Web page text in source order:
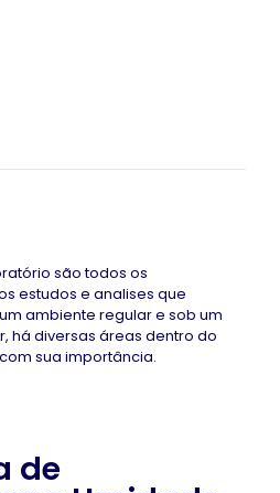
são todos os
estudos e analises que
ambiente regular e sob um
há diversas áreas dentro do
sua importância.
de